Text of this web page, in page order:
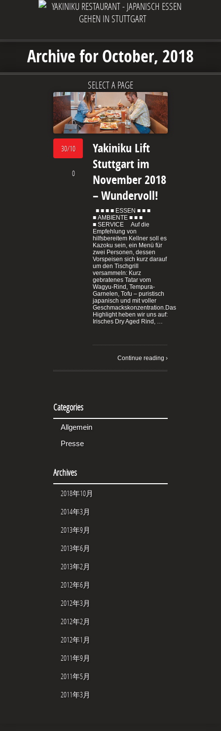
SELECT A PAGE
Archive for October, 2018
30/10
0
Yakiniku Lift
Stuttgart im
November 2018
– Wundervoll!
■ ■ ■ ■ ESSEN ■ ■ ■
■ AMBIENTE ■ ■ ■
■ SERVICE Auf die
Empfehlung von
hilfsbereitem Kellner soll es
Kazoku sein, ein Menü für
zwei Personen, dessen
Vorspeisen sich kurz darauf
um den Tischgrill
versammeln: Kurz
gebratenes Tatar vom
Wagyu-Rind, Tempura-
Garnelen, Tofu – puristisch
japanisch und mit voller
Geschmackskonzentration.Das
Highlight heben wir uns auf:
Irisches Dry Aged Rind, …
Continue reading ›
Categories
Allgemein
Presse
Archives
2018年10月
2014年3月
2013年9月
2013年6月
2013年2月
2012年6月
2012年3月
2012年2月
2012年1月
2011年9月
2011年5月
2011年3月